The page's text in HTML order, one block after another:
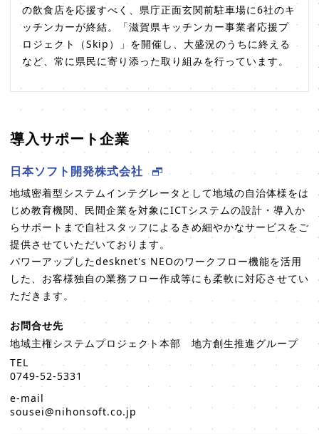
の飲食店を応援すべく、県庁正面玄関前駐車場に6社のキ
ッチンカーが終結。「滋賀県キッチンカー事業者応援プ
ロジェクト（Skip）」を開催し、大盛況のうちに終える
など、常に県民に寄り添った取り組みを行っています。
導入サポート企業
日本ソフト開発株式会社
地域密着型システムインテグレータとして地域の自治体様をは
じめ教育機関、民間企業を対象にICTシステムの設計・導入か
らサポートまで自社スタッフによるきめ細やかなサービスをご
提供させていただいております。
パワーアップしたdesknet's NEOのワークフロー機能を活用
した、お客様独自の業務フロー作成等にも柔軟に対応させてい
ただきます。
お問合せ先
地域主権システムプロジェクト本部 地方創生推進グループ
TEL
0749-52-5331
e-mail
sousei@nihonsoft.co.jp